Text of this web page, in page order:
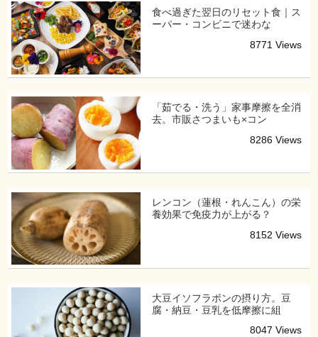
食べ過ぎた翌日のリセット食｜ス
ーパー・コンビニで迷わな
8771 Views
「茹でる・洗う」家事摩擦を全消
去。市販さつまいも×コン
8286 Views
レンコン（蓮根・れんこん）の栄
養効果で免疫力が上がる？
8152 Views
大豆イソフラボンの摂り方。豆
腐・納豆・豆乳を低摩擦に組
8047 Views